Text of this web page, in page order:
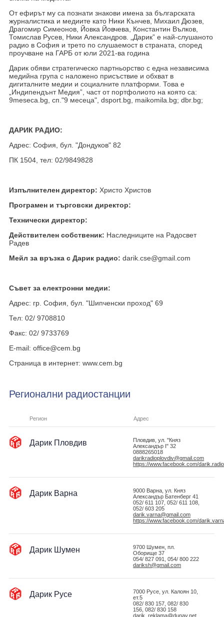
От ефирът му са познати знакови имена за българската
журналистика и медиите като Ники Кънчев, Михаил Дюзев,
Драгомир Симеонов, Йовка Йовчева, Константин Вълков,
Томислав Русев, Ники Александров. „Дарик” е най-слушаното
радио в София и трето по слушаемост в страната, според
проучване на ГАРБ от юли 2021-ва година
Дарик обяви стратегическо партньорство с една независима
медийна група с наложено присъствие и обхват в
дигиталните медии и социалните платформи. Това е
„Индипендънт Медия”, част от портфолиото на която са:
9meseca.bg, сп."9 месеца", dsport.bg, maikomila.bg; dbr.bg;
ДАРИК РАДИО:
Адрес: София, бул. "Дондуков" 82
ПК 1504, тел: 02/9849828
Изпълнителен директор: Христо Христов
Програмен и търговски директор:
Технически директор:
Действителен собственик: Наследниците на Радосвет
Радев
Мейл за връзка с Дарик радио: darik.cse@gmail.com
Съвет за електронни медии:
Адрес: гр. София, бул. "Шипченски проход" 69
Тел: 02/ 9708810
Факс: 02/ 9733769
E-mail: office@cem.bg
Страница в интернет: www.cem.bg
Регионални радиостанции
Регион Адрес
Дарик Пловдив
Пловдив, ул. "Княз
Александър I" 32
0888265018
darikradioplovdiv@gmail.com
https://www.facebook.com/
Дарик Варна
9000 Варна, ул. Княз
Александър Батенберг 41
052/ 611 107, 052/ 611 108,
052/ 603 205
darik.varna@gmail.com
https://www.facebook.com/
Дарик Шумен
9700 Шумен, пл.
Оборище 37
054/ 827 091, 054/ 800 222
dariksh@gmail.com
Дарик Русе
7000 Русе, ул. Калоян 10,
ет.5
082/ 830 157, 082/ 830
156, 082/ 830 158
darik_reklama@dunav.net,